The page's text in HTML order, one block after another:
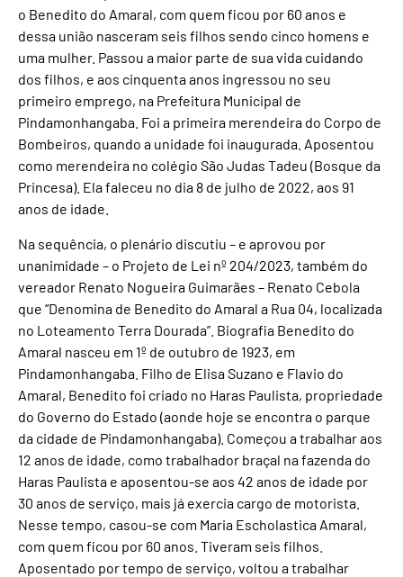
o Benedito do Amaral, com quem ficou por 60 anos e
dessa união nasceram seis filhos sendo cinco homens e
uma mulher. Passou a maior parte de sua vida cuidando
dos filhos, e aos cinquenta anos ingressou no seu
primeiro emprego, na Prefeitura Municipal de
Pindamonhangaba. Foi a primeira merendeira do Corpo de
Bombeiros, quando a unidade foi inaugurada. Aposentou
como merendeira no colégio São Judas Tadeu (Bosque da
Princesa). Ela faleceu no dia 8 de julho de 2022, aos 91
anos de idade.
Na sequência, o plenário discutiu – e aprovou por
unanimidade – o Projeto de Lei nº 204/2023, também do
vereador Renato Nogueira Guimarães – Renato Cebola
que “Denomina de Benedito do Amaral a Rua 04, localizada
no Loteamento Terra Dourada”. Biografia Benedito do
Amaral nasceu em 1º de outubro de 1923, em
Pindamonhangaba. Filho de Elisa Suzano e Flavio do
Amaral, Benedito foi criado no Haras Paulista, propriedade
do Governo do Estado (aonde hoje se encontra o parque
da cidade de Pindamonhangaba). Começou a trabalhar aos
12 anos de idade, como trabalhador braçal na fazenda do
Haras Paulista e aposentou-se aos 42 anos de idade por
30 anos de serviço, mais já exercia cargo de motorista.
Nesse tempo, casou-se com Maria Escholastica Amaral,
com quem ficou por 60 anos. Tiveram seis filhos.
Aposentado por tempo de serviço, voltou a trabalhar